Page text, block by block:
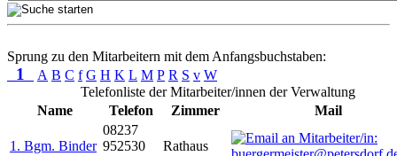
Sprung zu den Mitarbeitern mit dem Anfangsbuchstaben:
1 A B C f G H K L M P R S v W
Telefonliste der Mitarbeiter/innen der Verwaltung
Name
Telefon Zimmer Mail
1. Bgm. Binder
08237
952530
Rathaus